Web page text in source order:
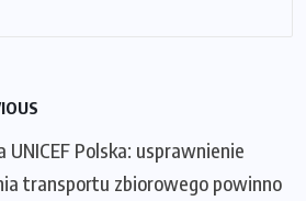
UNICEF Polska: usprawnienie
transportu zbiorowego powinno